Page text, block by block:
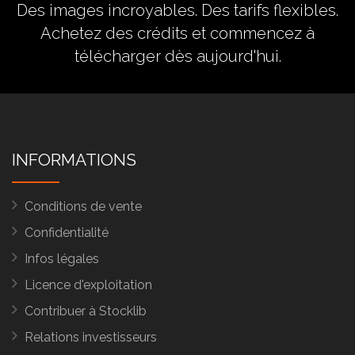
Des images incroyables. Des tarifs flexibles.
Achetez des crédits et commencez à
télécharger dès aujourd'hui.
INFORMATIONS
Conditions de vente
Confidentialité
Infos légales
Licence d'exploitation
Contribuer à Stocklib
Relations investisseurs